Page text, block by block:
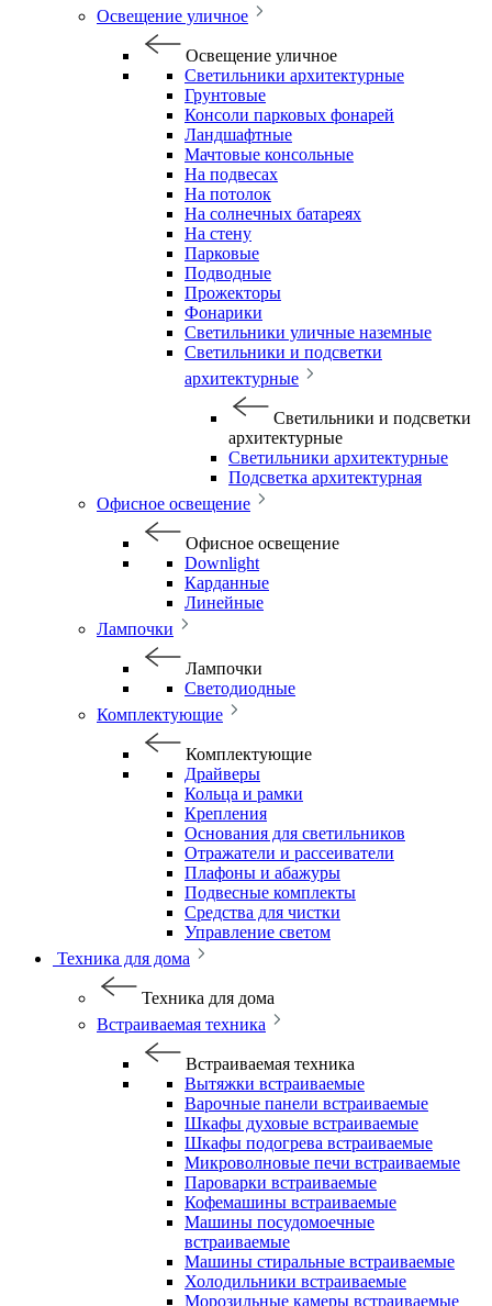
Освещение уличное
Освещение уличное
Светильники архитектурные
Грунтовые
Консоли парковых фонарей
Ландшафтные
Мачтовые консольные
На подвесах
На потолок
На солнечных батареях
На стену
Парковые
Подводные
Прожекторы
Фонарики
Светильники уличные наземные
Светильники и подсветки
архитектурные
Светильники и подсветки
архитектурные
Светильники архитектурные
Подсветка архитектурная
Офисное освещение
Офисное освещение
Downlight
Карданные
Линейные
Лампочки
Лампочки
Светодиодные
Комплектующие
Комплектующие
Драйверы
Кольца и рамки
Крепления
Основания для светильников
Отражатели и рассеиватели
Плафоны и абажуры
Подвесные комплекты
Средства для чистки
Управление светом
Техника для дома
Техника для дома
Встраиваемая техника
Встраиваемая техника
Вытяжки встраиваемые
Варочные панели встраиваемые
Шкафы духовые встраиваемые
Шкафы подогрева встраиваемые
Микроволновые печи встраиваемые
Пароварки встраиваемые
Кофемашины встраиваемые
Машины посудомоечные
встраиваемые
Машины стиральные встраиваемые
Холодильники встраиваемые
Морозильные камеры встраиваемые